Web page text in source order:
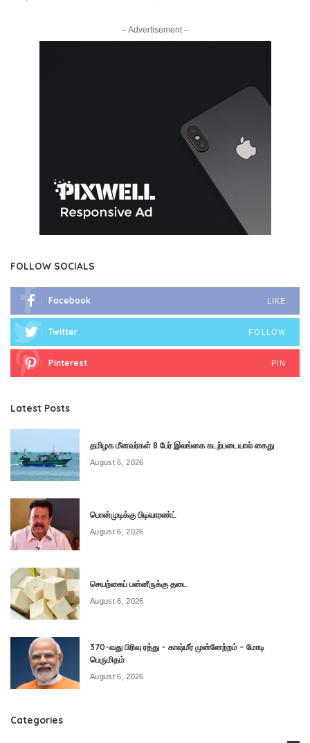
– Advertisement –
FOLLOW SOCIALS
Facebook LIKE
Twitter FOLLOW
Pinterest PIN
Latest Posts
தமிழக மீனவர்கள் 8 பேர் இலங்கை கடற்படையால் கைது
August 6, 2026
பொன்முடிக்கு பிடிவாரண்ட்
August 6, 2026
செயற்கைப் பன்னீருக்கு தடை
August 6, 2026
370-வது பிரிவு ரத்து – காஷ்மீர் முன்னேற்றம் – மோடி
பெருமிதம்
August 6, 2026
Categories